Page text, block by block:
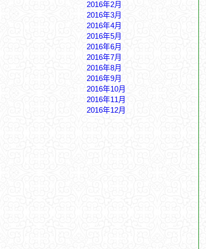
2016年2月
2016年3月
2016年4月
2016年5月
2016年6月
2016年7月
2016年8月
2016年9月
2016年10月
2016年11月
2016年12月